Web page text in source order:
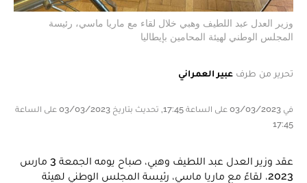
وزير العدل عبد اللطيف وهبي خلال لقاء مع ماريا ماسي، رئيسة
المجلس الوطني لهيئة المحامين بإيطاليا
تحرير من طرف عبير العمراني
في 03/03/2023 على الساعة 17:45, تحديث بتاريخ 03/03/2023 على الساعة
17:45
عقد وزير العدل عبد اللطيف وهبي، صباح يومه الجمعة 3 مارس
2023، لقاءً مع ماريا ماسي، رئيسة المجلس الوطني لهيئة